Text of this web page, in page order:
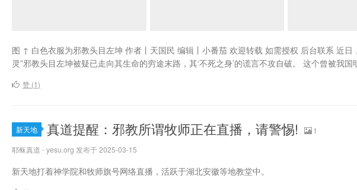
图 ↑ 白色衣服为邪教头目左坤 作者丨天国民 编辑丨小番茄 欢迎转载 如需授权 后台联系 近日
灵”邪教头目左坤被疑已走向其生命的穷途末路，其‘不死之身’的谎言不攻自破。 这个曾被我
赞 (1)
新天地 真道提醒：邪教所谓牧师正在直播，请警惕!
1
耶稣真道 - yesu.org 发布于 2025-03-15
新天地打着神学院和牧师旗号网络直播，活跃于湖北安徽等地教堂中。